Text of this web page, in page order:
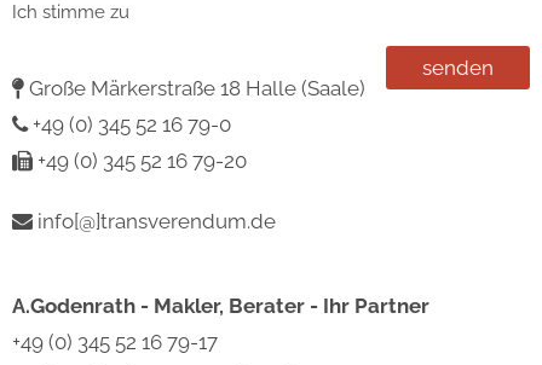
Ich stimme zu
Große Märkerstraße 18 Halle (Saale)
+49 (0) 345 52 16 79-0
+49 (0) 345 52 16 79-20
info[@]transverendum.de
A.Godenrath - Makler, Berater - Ihr Partner
+49 (0) 345 52 16 79-17